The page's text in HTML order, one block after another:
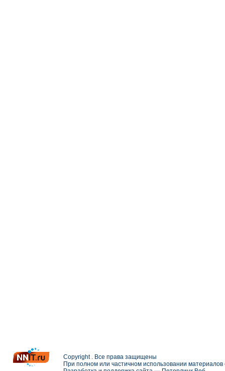
Copyright . Все права защищены
При полном или частичном использовании